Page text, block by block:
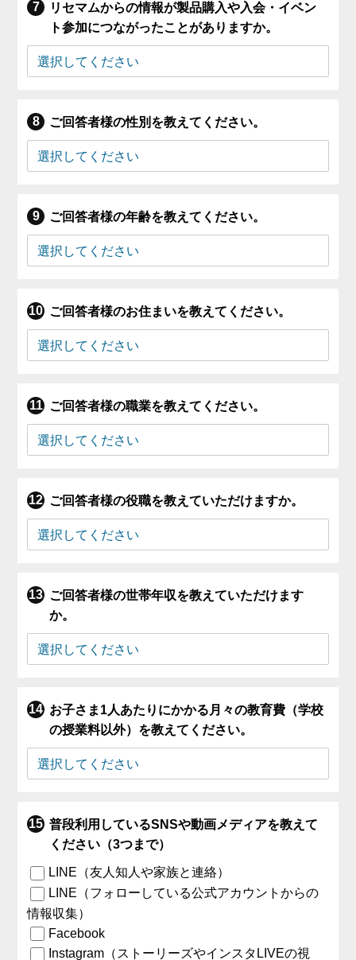
リセマムからの情報が製品購入や入会・イベン
ト参加につながったことがありますか。
ご回答者様の性別を教えてください。
ご回答者様の年齢を教えてください。
ご回答者様のお住まいを教えてください。
ご回答者様の職業を教えてください。
ご回答者様の役職を教えていただけますか。
ご回答者様の世帯年収を教えていただけます
か。
お子さま1人あたりにかかる月々の教育費（学校
の授業料以外）を教えてください。
普段利用しているSNSや動画メディアを教えて
ください（3つまで）
LINE（友人知人や家族と連絡）
LINE（フォローしている公式アカウントからの
情報収集）
Facebook
Instagram（ストーリーズやインスタLIVEの視